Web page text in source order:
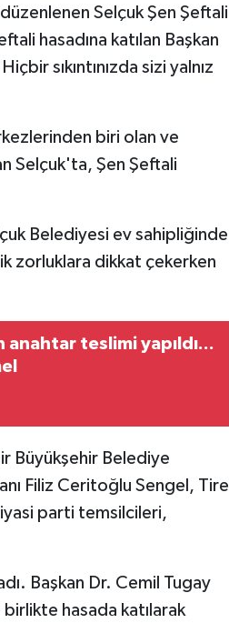
Selçuk Şen Şeftali
hasadına katılan Başkan
sıkıntınızda sizi yalnız
biri olan ve
Selçuk'ta, Şen Şeftali
Belediyesi ev sahipliğinde
zorluklara dikkat çekerken
teslimi yapıldı...
Büyükşehir Belediye
Filiz Ceritoğlu Sengel, Tire
parti temsilcileri,
Başkan Dr. Cemil Tugay
hasada katılarak